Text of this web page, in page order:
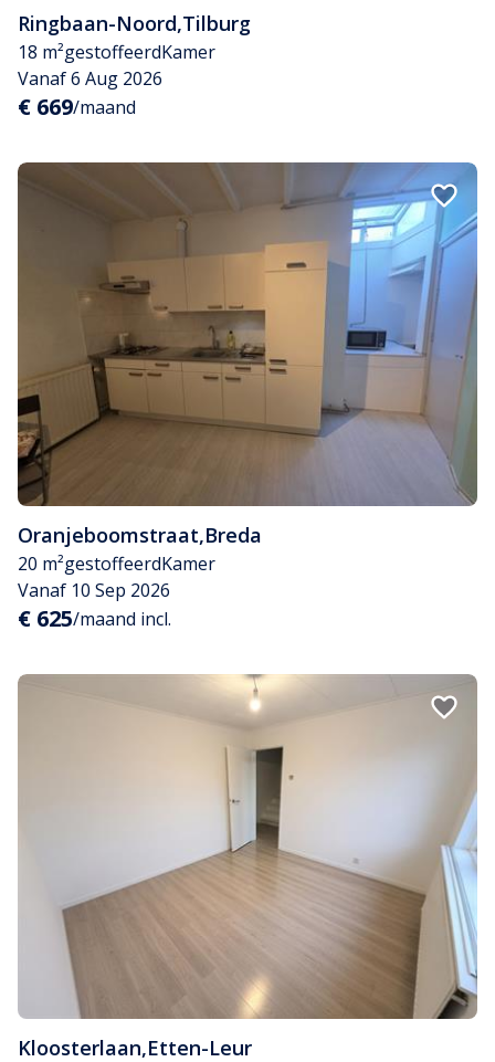
Ringbaan-Noord,Tilburg
18 m²gestoffeerdKamer
Vanaf 6 Aug 2026
€ 669/maand
Oranjeboomstraat,Breda
20 m²gestoffeerdKamer
Vanaf 10 Sep 2026
€ 625/maand incl.
Kloosterlaan,Etten-Leur